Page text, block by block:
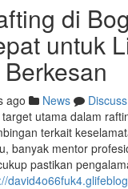
di
untuk
ago News
Discuss
utama dalam
terkait
banyak mentor
pastikan